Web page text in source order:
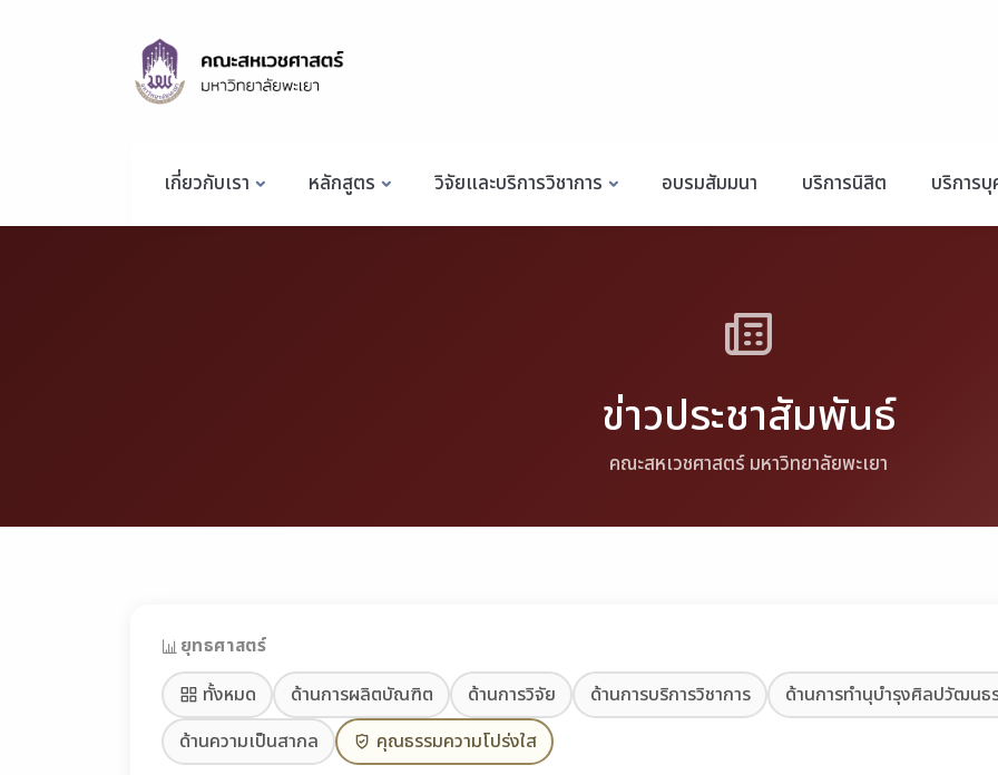
เกี่ยวกับเรา หลักสูตร วิจัยและบริการวิชาการ อบรมสัมมนา บริการนิสิต บริการ
ข่าวประชาสัมพันธ์
คณะสหเวชศาสตร์ มหาวิทยาลัยพะเยา
ยุทธศาสตร์
ทั้งหมด
ด้านการผลิตบัณฑิต ด้านการวิจัย ด้านการบริการวิชาการ ด้านการทำนุบำรุงศิลปวัฒนธ
ด้านความเป็นสากล
คุณธรรมความโปร่งใส